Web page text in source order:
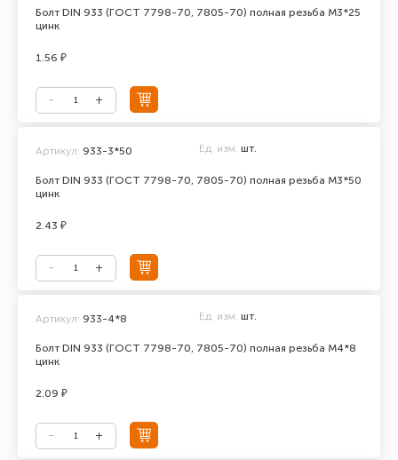
Болт DIN 933 (ГОСТ 7798-70, 7805-70) полная резьба М3*25
цинк
1.56 ₽
Болт DIN 933 (ГОСТ 7798-70, 7805-70) полная резьба М3*50
цинк
Артикул: 933-3*50 Ед. изм. шт.
2.43 ₽
Болт DIN 933 (ГОСТ 7798-70, 7805-70) полная резьба М4*8
цинк
Артикул: 933-4*8 Ед. изм. шт.
2.09 ₽